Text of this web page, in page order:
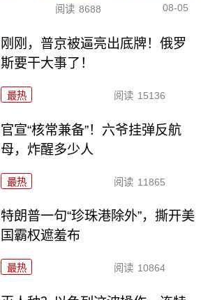
阅读 8688 08-05
刚刚，普京被逼亮出底牌！俄罗
斯要干大事了！
最热 阅读 15136
官宣“核常兼备”！六爷挂弹反航
母，炸醒多少人
最热 阅读 11865
特朗普一句“珍珠港除外”，撕开美
国霸权遮羞布
最热 阅读 10864